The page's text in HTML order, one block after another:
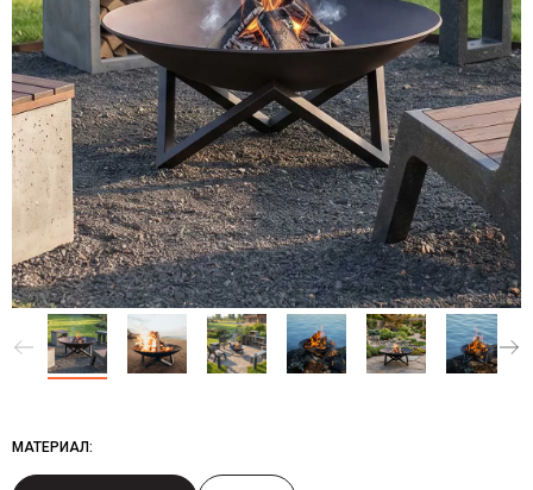
МАТЕРИАЛ: